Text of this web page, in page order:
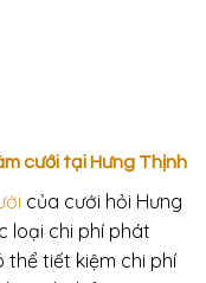
cưới tại Hưng Thịnh
của cưới hỏi Hưng
loại chi phí phát
thể tiết kiệm chi phí